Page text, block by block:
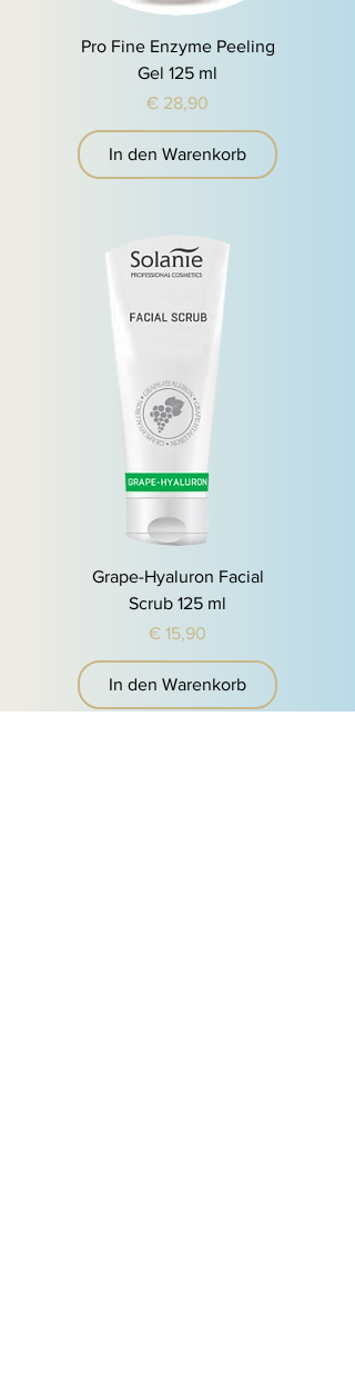
Pro Fine Enzyme Peeling
Gel 125 ml
Preis
€ 28,90
In den Warenkorb
Grape-Hyaluron Facial
Scrub 125 ml
Preis
€ 15,90
In den Warenkorb